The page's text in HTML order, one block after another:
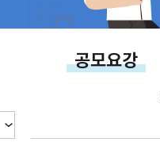
공모요강